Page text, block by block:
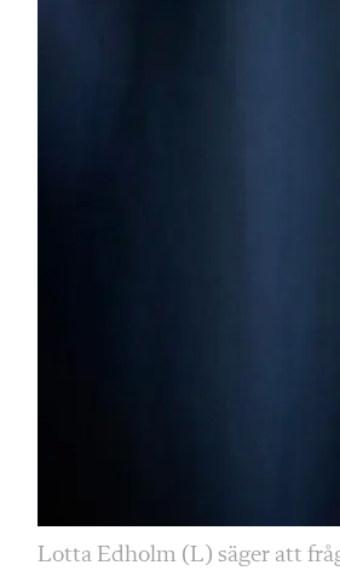
Lotta Edholm (L) säger att